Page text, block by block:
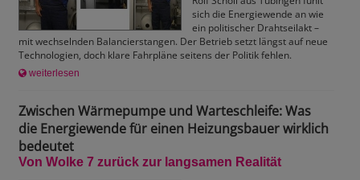
sich die Energiewende an wie
ein politischer Drahtseilakt –
mit wechselnden Balancierstangen. Der Betrieb setzt längst auf neue
Technologien, doch klare Fahrpläne seitens der Politik fehlen.
weiterlesen
Zwischen Wärmepumpe und Warteschleife: Was
die Energiewende für einen Heizungsbauer wirklich
bedeutet
Von Wolke 7 zurück zur langsamen Realität